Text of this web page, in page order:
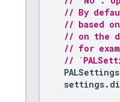
// By
// based
// on the
// for
//
PALSettings
settings.